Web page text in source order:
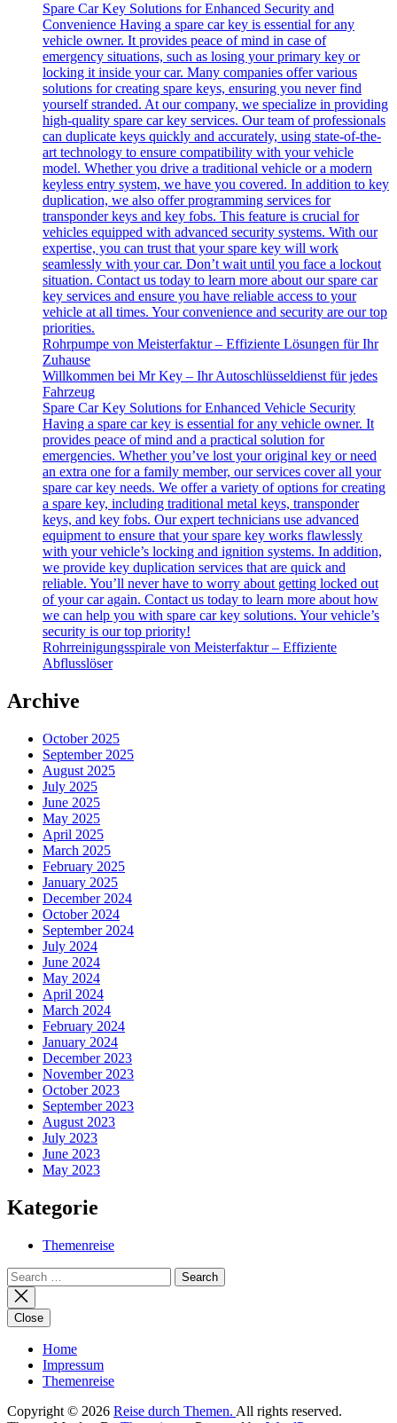
Spare Car Key Solutions for Enhanced Security and
Convenience Having a spare car key is essential for any
vehicle owner. It provides peace of mind in case of
emergency situations, such as losing your primary key or
locking it inside your car. Many companies offer various
solutions for creating spare keys, ensuring you never find
yourself stranded. At our company, we specialize in providing
high-quality spare car key services. Our team of professionals
can duplicate keys quickly and accurately, using state-of-the-
art technology to ensure compatibility with your vehicle
model. Whether you drive a traditional vehicle or a modern
keyless entry system, we have you covered. In addition to key
duplication, we also offer programming services for
transponder keys and key fobs. This feature is crucial for
vehicles equipped with advanced security systems. With our
expertise, you can trust that your spare key will work
seamlessly with your car. Don’t wait until you face a lockout
situation. Contact us today to learn more about our spare car
key services and ensure you have reliable access to your
vehicle at all times. Your convenience and security are our top
priorities.
Rohrpumpe von Meisterfaktur – Effiziente Lösungen für Ihr
Zuhause
Willkommen bei Mr Key – Ihr Autoschlüsseldienst für jedes
Fahrzeug
Spare Car Key Solutions for Enhanced Vehicle Security
Having a spare car key is essential for any vehicle owner. It
provides peace of mind and a practical solution for
emergencies. Whether you’ve lost your original key or need
an extra one for a family member, our services cover all your
spare car key needs. We offer a variety of options for creating
a spare key, including traditional metal keys, transponder
keys, and key fobs. Our expert technicians use advanced
equipment to ensure that your spare key works flawlessly
with your vehicle’s locking and ignition systems. In addition,
we provide key duplication services that are quick and
reliable. You’ll never have to worry about getting locked out
of your car again. Contact us today to learn more about how
we can help you with spare car key solutions. Your vehicle’s
security is our top priority!
Rohrreinigungsspirale von Meisterfaktur – Effiziente
Abflusslöser
Archive
October 2025
September 2025
August 2025
July 2025
June 2025
May 2025
April 2025
March 2025
February 2025
January 2025
December 2024
October 2024
September 2024
July 2024
June 2024
May 2024
April 2024
March 2024
February 2024
January 2024
December 2023
November 2023
October 2023
September 2023
August 2023
July 2023
June 2023
May 2023
Kategorie
Themenreise
Search
for:
Close
Home
Impressum
Themenreise
Copyright © 2026 Reise durch Themen. All rights reserved.